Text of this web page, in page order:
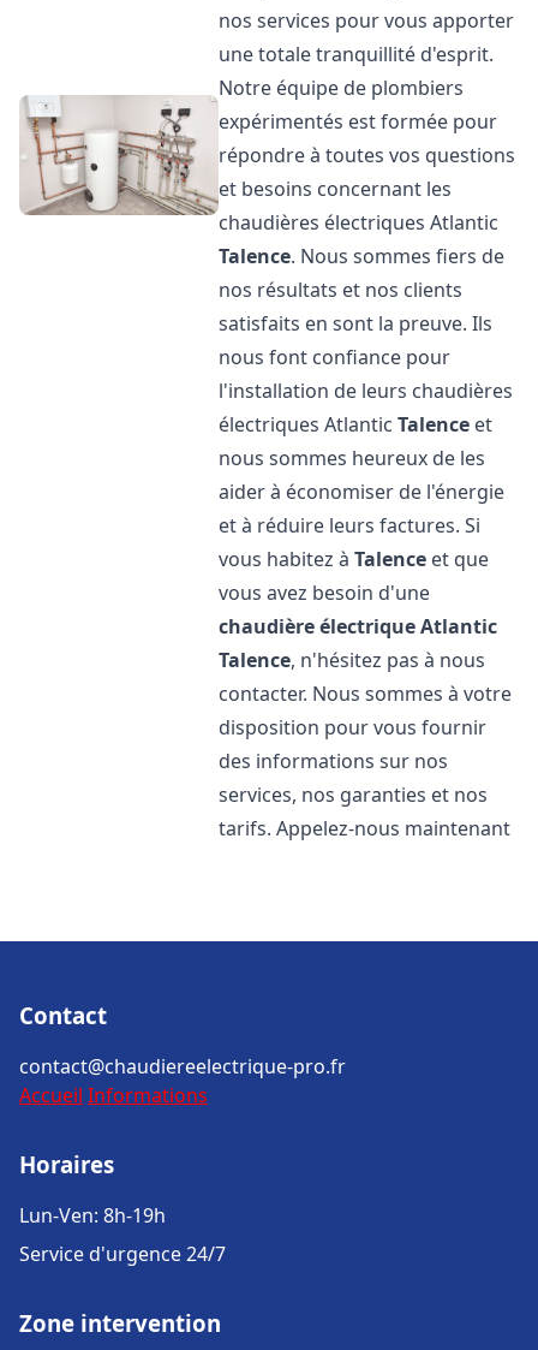
nos services pour vous apporter
une totale tranquillité d'esprit.
Notre équipe de plombiers
expérimentés est formée pour
répondre à toutes vos questions
et besoins concernant les
chaudières électriques Atlantic
Talence. Nous sommes fiers de
nos résultats et nos clients
satisfaits en sont la preuve. Ils
nous font confiance pour
l'installation de leurs chaudières
électriques AtlanticTalence et
nous sommes heureux de les
aider à économiser de l'énergie
et à réduire leurs factures. Si
vous habitez àTalence et que
vous avez besoin d'une
chaudière électrique Atlantic
Talence, n'hésitez pas à nous
contacter. Nous sommes à votre
disposition pour vous fournir
des informations sur nos
services, nos garanties et nos
tarifs. Appelez-nous maintenant
Contact
contact@chaudiereelectrique-pro.fr
Accueil Informations
Horaires
Lun-Ven: 8h-19h
Service d'urgence 24/7
Zone intervention